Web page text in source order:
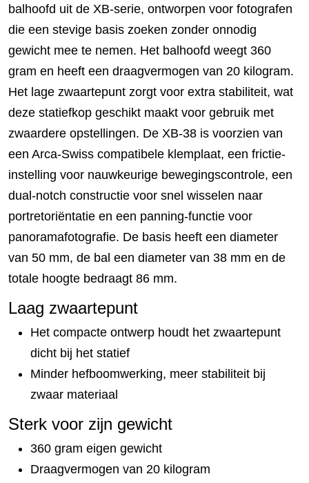
balhoofd uit de XB-serie, ontworpen voor fotografen
die een stevige basis zoeken zonder onnodig
gewicht mee te nemen. Het balhoofd weegt 360
gram en heeft een draagvermogen van 20 kilogram.
Het lage zwaartepunt zorgt voor extra stabiliteit, wat
deze statiefkop geschikt maakt voor gebruik met
zwaardere opstellingen. De XB-38 is voorzien van
een Arca-Swiss compatibele klemplaat, een frictie-
instelling voor nauwkeurige bewegingscontrole, een
dual-notch constructie voor snel wisselen naar
portretoriëntatie en een panning-functie voor
panoramafotografie. De basis heeft een diameter
van 50 mm, de bal een diameter van 38 mm en de
totale hoogte bedraagt 86 mm.
Laag zwaartepunt
Het compacte ontwerp houdt het zwaartepunt
dicht bij het statief
Minder hefboomwerking, meer stabiliteit bij
zwaar materiaal
Sterk voor zijn gewicht
360 gram eigen gewicht
Draagvermogen van 20 kilogram